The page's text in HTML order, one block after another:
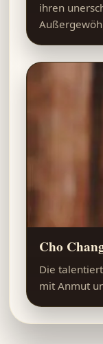
ihren
Cho
Die
mit Anmut